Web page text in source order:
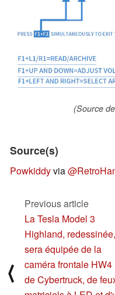
(Source
Source(s)
Powkiddyvia
⟨
Previous article
La Tesla Model 3
Highland, redessinée,
sera équipée de la
caméra frontale HW4
de Cybertruck, de